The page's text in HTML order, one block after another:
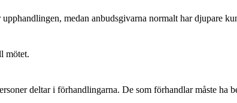
medan anbudsgivarna normalt har djupare
mötet.
deltar i förhandlingarna. De som förhandlar måste ha